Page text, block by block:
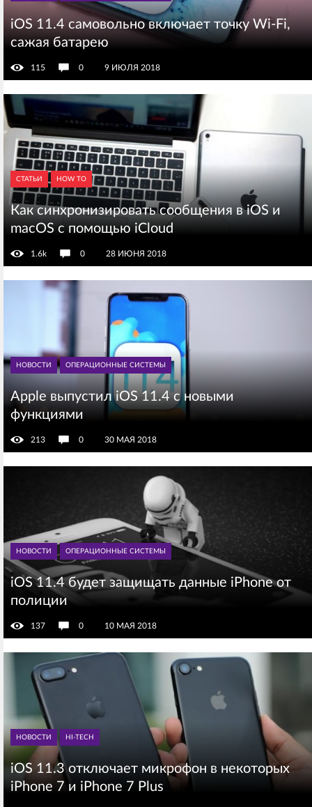
iOS 11.4 самовольно включает точку Wi-Fi,
сажая батарею
115 0 9 ИЮЛЯ 2018
СТАТЬИ HOW TO
Как синхронизировать сообщения в iOS и
macOS с помощью iCloud
1.6k 0 28 ИЮНЯ 2018
НОВОСТИ ОПЕРАЦИОННЫЕ СИСТЕМЫ
Apple выпустил iOS 11.4 с новыми
функциями
213 0 30 МАЯ 2018
НОВОСТИ ОПЕРАЦИОННЫЕ СИСТЕМЫ
iOS 11.4 будет защищать данные iPhone от
полиции
137 0 10 МАЯ 2018
НОВОСТИ HI-TECH
iOS 11.3 отключает микрофон в некоторых
iPhone 7 и iPhone 7 Plus